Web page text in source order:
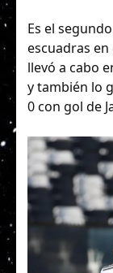
Es el
escuadras
llevó a cabo
y también lo
0 con gol de